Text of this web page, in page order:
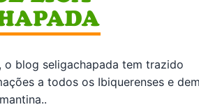
o blog seligachapada tem trazido
a todos os Ibiquerenses e